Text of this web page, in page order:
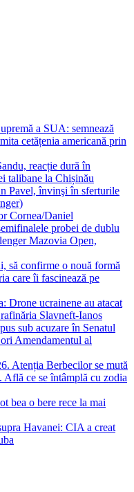
a SUA: semnează
cetățenia americană prin
reacție dură în
talibane la Chișinău
Pavel, învinşi în sferturile
Cornea/Daniel
probei de dublu
Mazovia Open,
să confirme o nouă formă
care îi fascinează pe
ucrainene au atacat
Slavneft-Ianos
sub acuzare în Senatul
Amendamentul al
Atenția Berbecilor se mută
Află ce se întâmplă cu zodia
bea o bere rece la mai
Havanei: CIA a creat